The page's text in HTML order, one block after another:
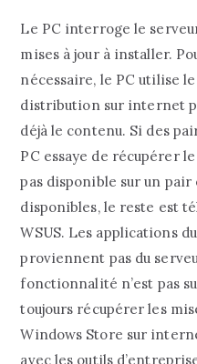
Le PC interroge le
mises à jour à installer.
nécessaire, le PC utilise
distribution sur internet
déjà le contenu. Si des
PC essaye de récupérer
pas disponible sur un pair
disponibles, le reste est
WSUS. Les applications
proviennent pas du
fonctionnalité n’est pas
toujours récupérer les
Windows Store sur
avec les outils